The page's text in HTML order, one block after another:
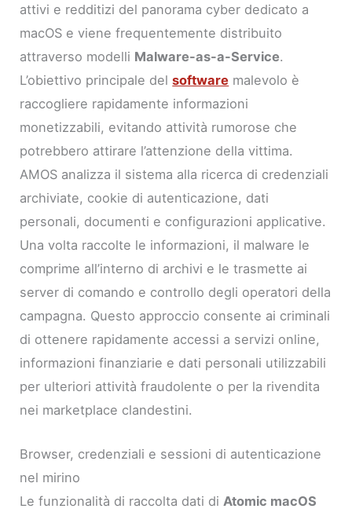
attivi e redditizi del panorama cyber dedicato a
macOS e viene frequentemente distribuito
attraverso modelli Malware-as-a-Service.
L’obiettivo principale delsoftware malevolo è
raccogliere rapidamente informazioni
monetizzabili, evitando attività rumorose che
potrebbero attirare l’attenzione della vittima.
AMOS analizza il sistema alla ricerca di credenziali
archiviate, cookie di autenticazione, dati
personali, documenti e configurazioni applicative.
Una volta raccolte le informazioni, il malware le
comprime all’interno di archivi e le trasmette ai
server di comando e controllo degli operatori della
campagna. Questo approccio consente ai criminali
di ottenere rapidamente accessi a servizi online,
informazioni finanziarie e dati personali utilizzabili
per ulteriori attività fraudolente o per la rivendita
nei marketplace clandestini.
Browser, credenziali e sessioni di autenticazione
nel mirino
Le funzionalità di raccolta dati diAtomic macOS